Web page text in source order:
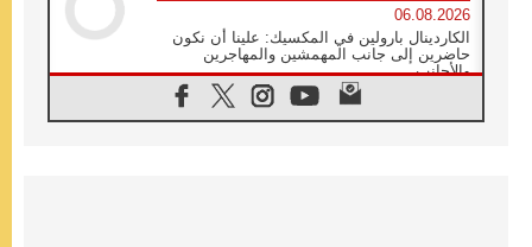
06.08.2026
الكاردينال بارولين في المكسيك: علينا أن نكون
حاضرين إلى جانب المهمشين والمهاجرين
والأجانب
البابا لاوُن الرابع عشر للشباب في أسيزي: